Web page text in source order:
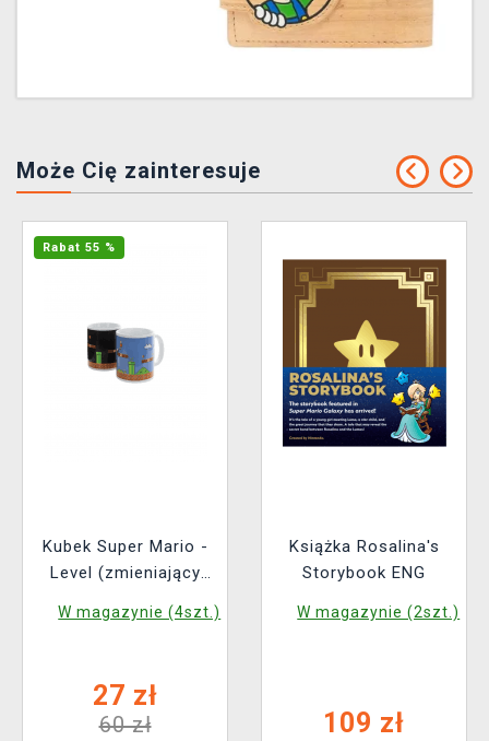
Może Cię zainteresuje
Rabat 55 %
Kubek Super Mario -
Level (zmieniający
W magazynie (4szt.)
27 zł
60 zł
Książka Rosalina's
Storybook ENG
W magazynie (2szt.)
109 zł